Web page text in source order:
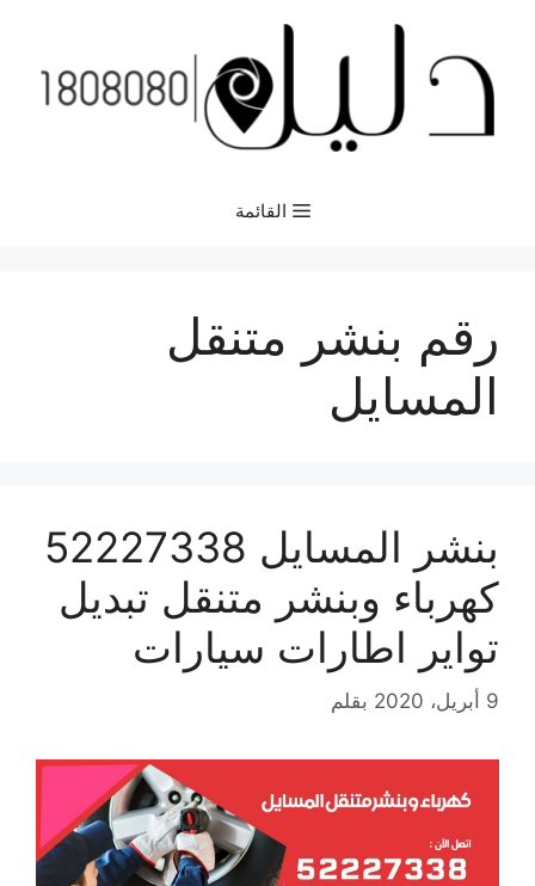
المحتوى
القائمة
رقم بنشر متنقل
المسايل
بنشر المسايل 52227338
كهرباء وبنشر متنقل تبديل
تواير اطارات سيارات
9 أبريل، 2020 بقلم